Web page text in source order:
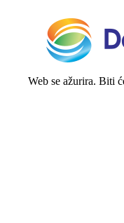
Web se ažurira. Biti